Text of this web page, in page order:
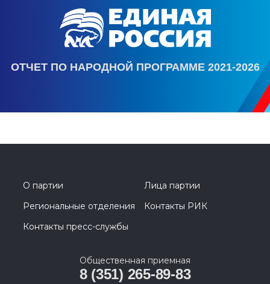
ОТЧЕТ ПО НАРОДНОЙ ПРОГРАММЕ 2021-2026
О партии
Лица партии
Региональные отделения
Контакты РИК
Контакты пресс-службы
Общественная приемная
8 (351) 265-89-83